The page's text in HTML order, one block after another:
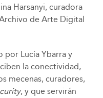
Harsanyi, curadora
de Arte Digital
por Lucía Ybarra y
la conectividad,
mecenas, curadores,
, y que servirán